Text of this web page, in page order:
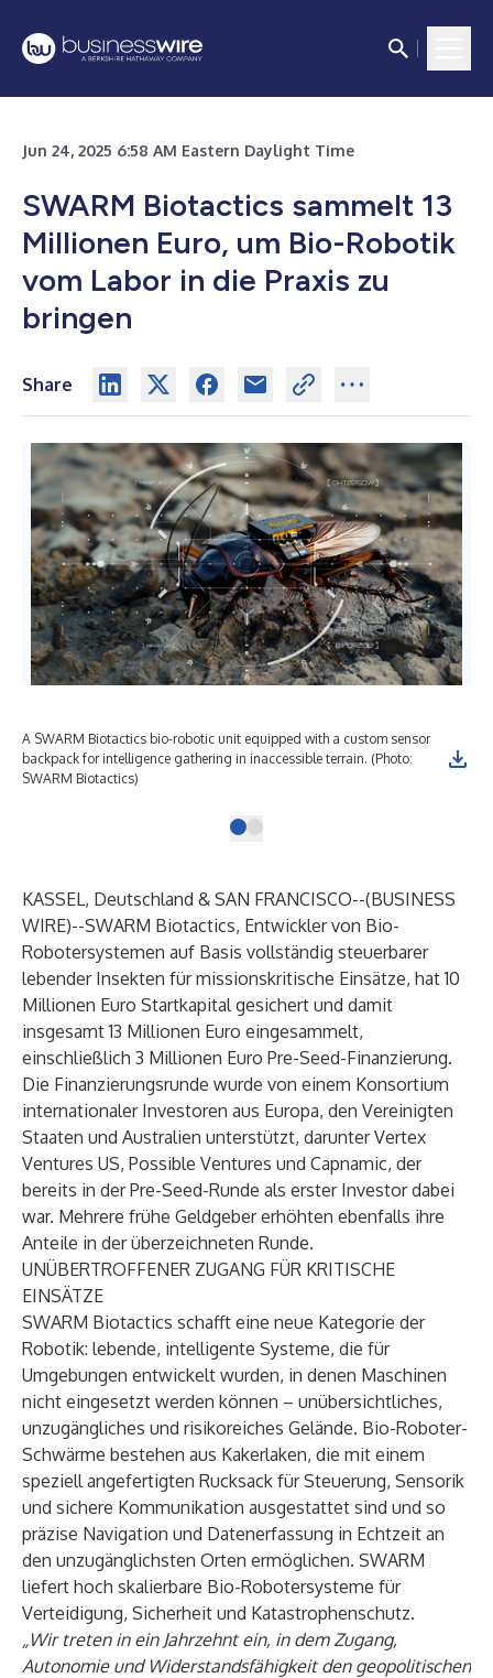
Jun 24, 2025 6:58 AM Eastern Daylight Time
SWARM Biotactics sammelt 13
Millionen Euro, um Bio-Robotik
vom Labor in die Praxis zu
bringen
Share
A SWARM Biotactics bio-robotic unit equipped with a custom sensor
backpack for intelligence gathering in inaccessible terrain. (Photo:
SWARM Biotactics)
KASSEL, Deutschland & SAN FRANCISCO--(BUSINESS
WIRE)--SWARM Biotactics, Entwickler von Bio-
Robotersystemen auf Basis vollständig steuerbarer
lebender Insekten für missionskritische Einsätze, hat 10
Millionen Euro Startkapital gesichert und damit
insgesamt 13 Millionen Euro eingesammelt,
einschließlich 3 Millionen Euro Pre-Seed-Finanzierung.
Die Finanzierungsrunde wurde von einem Konsortium
internationaler Investoren aus Europa, den Vereinigten
Staaten und Australien unterstützt, darunter Vertex
Ventures US, Possible Ventures und Capnamic, der
bereits in der Pre-Seed-Runde als erster Investor dabei
war. Mehrere frühe Geldgeber erhöhten ebenfalls ihre
Anteile in der überzeichneten Runde.
UNÜBERTROFFENER ZUGANG FÜR KRITISCHE
EINSÄTZE
SWARM Biotactics schafft eine neue Kategorie der
Robotik: lebende, intelligente Systeme, die für
Umgebungen entwickelt wurden, in denen Maschinen
nicht eingesetzt werden können – unübersichtliches,
unzugängliches und risikoreiches Gelände. Bio-Roboter-
Schwärme bestehen aus Kakerlaken, die mit einem
speziell angefertigten Rucksack für Steuerung, Sensorik
und sichere Kommunikation ausgestattet sind und so
präzise Navigation und Datenerfassung in Echtzeit an
den unzugänglichsten Orten ermöglichen. SWARM
liefert hoch skalierbare Bio-Robotersysteme für
Verteidigung, Sicherheit und Katastrophenschutz.
„Wir treten in ein Jahrzehnt ein, in dem Zugang,
Autonomie und Widerstandsfähigkeit den geopolitischen